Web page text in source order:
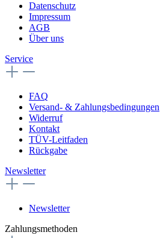
Datenschutz
Impressum
AGB
Über uns
Service
FAQ
Versand- & Zahlungsbedingungen
Widerruf
Kontakt
TÜV-Leitfaden
Rückgabe
Newsletter
Newsletter
Zahlungsmethoden